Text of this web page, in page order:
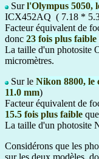
Surl'Olympus 5050,
ICX452AQ ( 7.18 *
Facteur équivalent de
donc 23 fois plus faible
La taille d'un photosite
micromètres.
Sur le Nikon 8800, le
11.0 mm)
Facteur équivalent de
15.5 fois plus faible
La taille d'un photosite
Considérons que les
sur les deux modèles,